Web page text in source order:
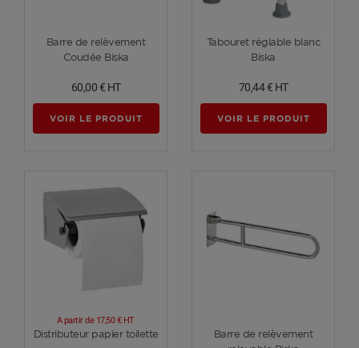
Voir plus
Barre de relèvement
Coudée Biska
60,00 € HT
VOIR LE PRODUIT
Voir plus
Tabouret réglable blanc
Biska
70,44 € HT
VOIR LE PRODUIT
Voir plus
Distributeur papier toilette
A partir de 17,50 € HT
Voir plus
Barre de relèvement